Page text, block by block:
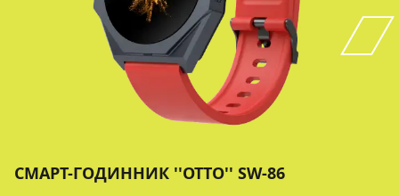
СМАРТ-ГОДИННИК ''OTTO'' SW-86